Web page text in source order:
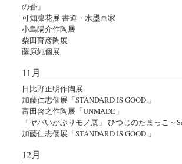
の蒼」
可知凛花展 書道・水墨画家
小島陽介作陶展
柴田育彦陶展
藤原純個展
11月
日比野正明作陶展
加藤仁志個展「STANDARD IS GOOD.」
富田啓之作陶展「UNMADE」
「ヤバいかぶりモノ展」 ひつじのたまっこ～
加藤仁志個展「STANDARD IS GOOD.」
12月